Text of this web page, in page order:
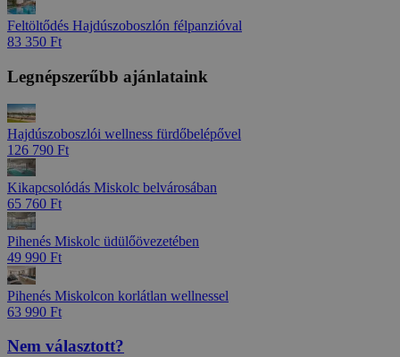
Feltöltődés Hajdúszoboszlón félpanzióval
83 350 Ft
Legnépszerűbb ajánlataink
Hajdúszoboszlói wellness fürdőbelépővel
126 790 Ft
Kikapcsolódás Miskolc belvárosában
65 760 Ft
Pihenés Miskolc üdülőövezetében
49 990 Ft
Pihenés Miskolcon korlátlan wellnessel
63 990 Ft
Nem választott?